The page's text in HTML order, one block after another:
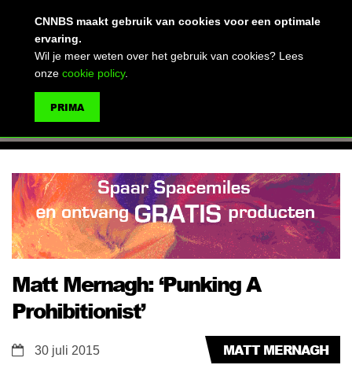
Matt Mernagh: ‘Punking A
Prohibitionist’
MATT MERNAGH
30 juli 2015
CNNBS maakt gebruik van cookies voor een optimale
ervaring.
Wil je meer weten over het gebruik van cookies? Lees
onze cookie policy.
PRIMA